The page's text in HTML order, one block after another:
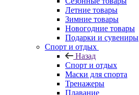
Летние товары
Зимние товары
Новогодние товары
Подарки и сувениры
Спорт и отдых
Назад
Спорт и отдых
Маски для спорта
Тренажеры
Плавание